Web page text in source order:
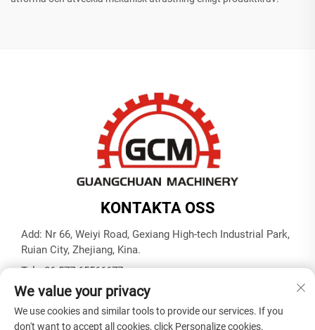
KONTAKTA OSS
Add: Nr 66, Weiyi Road, Gexiang High-tech Industrial Park,
Ruian City, Zhejiang, Kina.
Tel:+86-577-65566677
E-post: [email protected]
We value your privacy
We use cookies and similar tools to provide our services. If you
don't want to accept all cookies, click Personalize cookies.